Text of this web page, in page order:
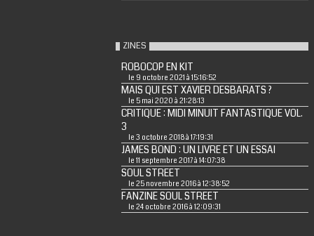
ZINES
ROBOCOP EN KIT
le 9 octobre 2021 à 15:16:52
MAIS QUI EST XAVIER DESBARATS ?
le 5 mai 2020 à 21:28:13
CRITIQUE : MIDI MINUIT FANTASTIQUE VOL.
3
le 3 octobre 2018 à 17:19:31
JAMES BOND : UN LIVRE ET UN ESSAI
le 11 septembre 2017 à 14:07:38
SOUL STREET
le 25 novembre 2016 à 12:38:52
FANZINE SOUL STREET
le 24 octobre 2016 à 12:09:31